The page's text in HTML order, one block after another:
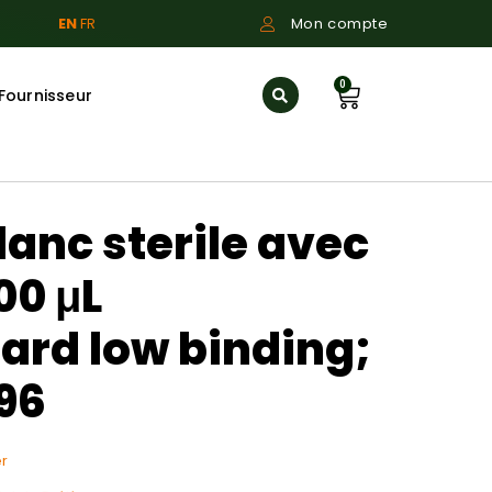
ENFR Mon compte
0
sterile avec
μL
low binding;